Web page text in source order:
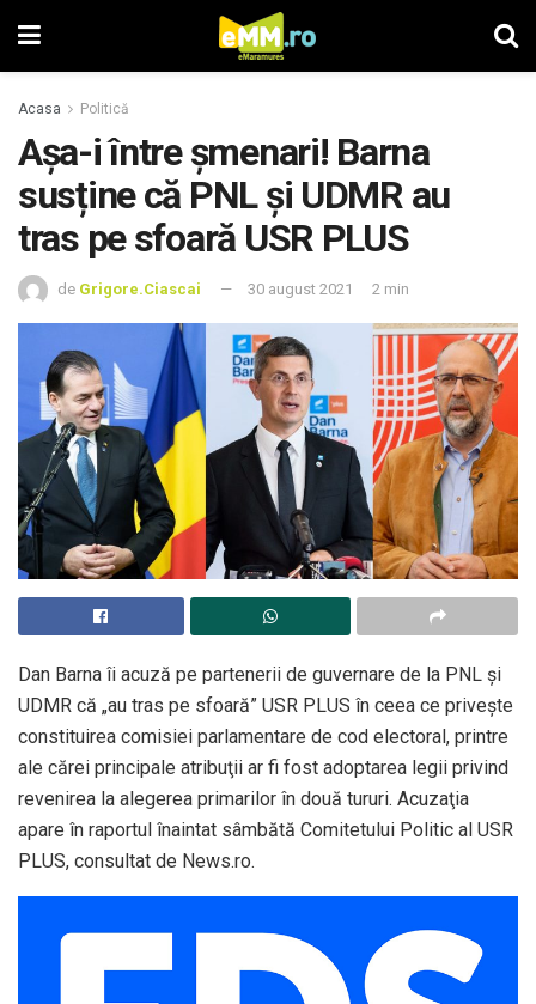
Acasa Politică
Așa-i între șmenari! Barna
susține că PNL și UDMR au
tras pe sfoară USR PLUS
de Grigore.Ciascai 30 august 2021 2 min
Dan Barna îi acuză pe partenerii de guvernare de la PNL şi
UDMR că „au tras pe sfoară” USR PLUS în ceea ce priveşte
constituirea comisiei parlamentare de cod electoral, printre
ale cărei principale atribuţii ar fi fost adoptarea legii privind
revenirea la alegerea primarilor în două tururi. Acuzaţia
apare în raportul înaintat sâmbătă Comitetului Politic al USR
PLUS, consultat de News.ro.